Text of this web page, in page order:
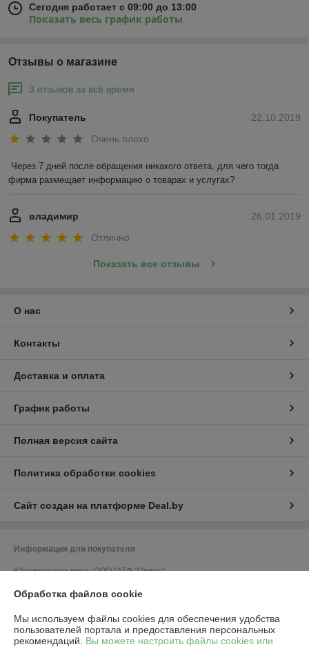
Сегодня работает с 09:00 до 13:00
Показать весь график работы
Отзывы о магазине
3 отзывов за всё время
22.10.2019
Покупатель
Очень плохо
Через 7 дней после обращения никакого ответа, для чего тогда
фирма размещает информацию о товарах и услугах?
26.01.2019
владимир
Отлично
Показать все отзывы
О нас
Контакты
Доставка и оплата
График работы
Полная версия сайта
Политика обработки cookies
Сайт создан на платформе Deal.by
Информация для покупателя
Юридическое лицо:ООО "АТФ "Орион"
УНП: 700033502
Обработка файлов cookie
Мы используем файлы cookies для обеспечения удобства
пользователей портала и предоставления персональных
рекомендаций. Вы можете настроить файлы cookies или